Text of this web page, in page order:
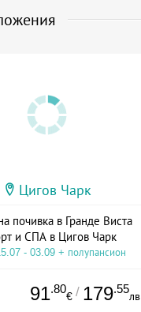
Цигов Чарк
почивка в Гранде Виста
и СПА в Цигов Чарк
- 03.09 + полупансион
91.80
€ / 179.55
лв.